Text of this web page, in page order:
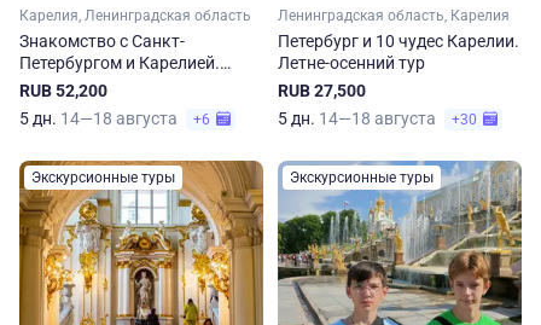
Карелия, Ленинградская область
Знакомство с Санкт-
Петербургом и Карелией.
Рускеала, Кижи, Валаам
RUB 52,200
5 дн. 14—18 августа +6
Ленинградская область, Карелия
Петербург и 10 чудес Карелии.
Летне-осенний тур
RUB 27,500
5 дн. 14—18 августа +30
Экскурсионные туры Экскурсионные туры